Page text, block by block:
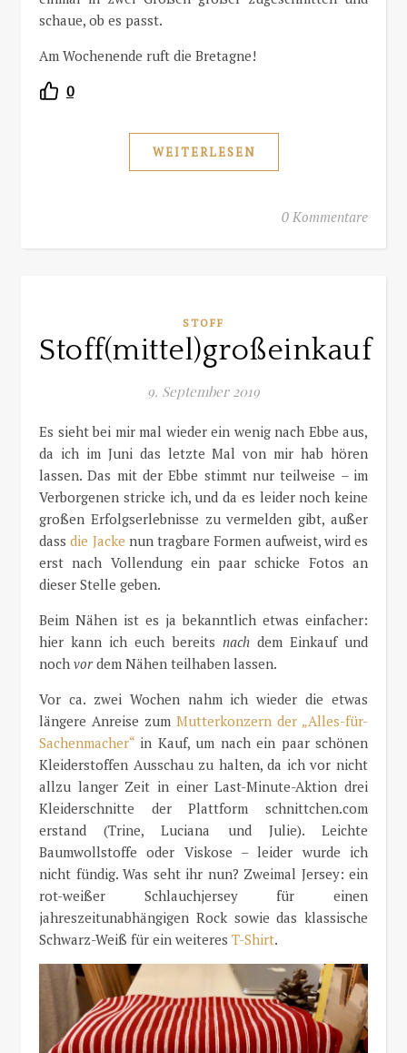
schaue, ob es passt.
Am Wochenende ruft die Bretagne!
0
WEITERLESEN
0 Kommentare
STOFF
Stoff(mittel)großeinkauf
9. September 2019
Es sieht bei mir mal wieder ein wenig nach Ebbe aus,
da ich im Juni das letzte Mal von mir hab hören
lassen. Das mit der Ebbe stimmt nur teilweise – im
Verborgenen stricke ich, und da es leider noch keine
großen Erfolgserlebnisse zu vermelden gibt, außer
dassdie Jacke nun tragbare Formen aufweist, wird es
erst nach Vollendung ein paar schicke Fotos an
dieser Stelle geben.
Beim Nähen ist es ja bekanntlich etwas einfacher:
hier kann ich euch bereits nachdem Einkauf und
noch vordem Nähen teilhaben lassen.
Vor ca. zwei Wochen nahm ich wieder die etwas
längere Anreise zum Mutterkonzern der „Alles-für-
Sachenmacher“ in Kauf, um nach ein paar schönen
Kleiderstoffen Ausschau zu halten, da ich vor nicht
allzu langer Zeit in einer Last-Minute-Aktion drei
Kleiderschnitte der Plattform schnittchen.com
erstand (Trine, Luciana und Julie). Leichte
Baumwollstoffe oder Viskose – leider wurde ich
nicht fündig. Was seht ihr nun? Zweimal Jersey: ein
rot-weißer Schlauchjersey für einen
jahreszeitunabhängigen Rock sowie das klassische
Schwarz-Weiß für ein weiteres T-Shirt.